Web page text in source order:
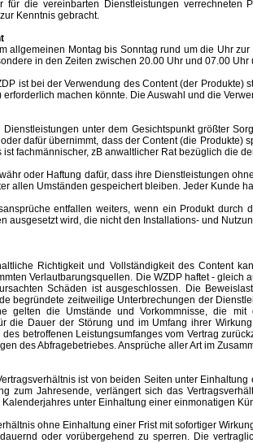
für die vereinbarten Dienstleistungen
Kenntnis gebracht.
Montag bis Sonntag rund um die Uhr
in den Zeiten zwischen 20.00 Uhr und 07.00 Uhr
ist bei der Verwendung des Content (der Produkte)
machen könnte. Die Auswahl und die
unter dem Gesichtspunkt größter
dafür übernimmt, dass der Content (die
fachmännischer, zB anwaltlicher Rat bezüglich die
oder Haftung dafür, dass ihre Dienstleistungen
allen Umständen gespeichert bleiben. Jeder Kunde
entfallen weiters, wenn ein Produkt durch
ausgesetzt wird, die nicht den Installations- und
Richtigkeit und Vollständigkeit des Content
Verlautbarungsquellen. Die WZDP haftet - gleich
Schäden ist ausgeschlossen. Die
begründete zeitweilige Unterbrechungen der
gelten die Umstände und Vorkommnisse, die
die Dauer der Störung und im Umfang ihrer
betroffenen Leistungsumfanges vom Vertrag
des Abfragebetriebes. Ansprüche aller Art im
ist von beiden Seiten unter
zum Jahresende, verlängert sich das
unter Einhaltung einer einmonatigen
ohne Einhaltung einer Frist mit sofortiger
oder vorübergehend zu sperren. Die